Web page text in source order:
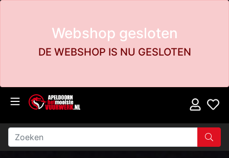
Webshop gesloten
DE WEBSHOP IS NU GESLOTEN